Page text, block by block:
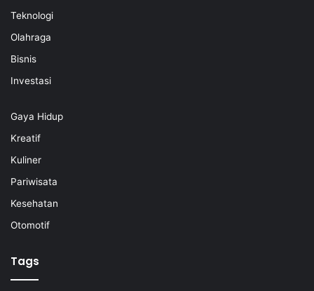
Teknologi
Olahraga
Bisnis
Investasi
Gaya Hidup
Kreatif
Kuliner
Pariwisata
Kesehatan
Otomotif
Tags